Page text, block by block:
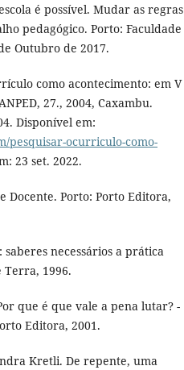
é possível. Mudar as regras
pedagógico. Porto: Faculdade
Outubro de 2017.
como acontecimento: em V
27., 2004, Caxambu.
Disponível em:
pesquisar-ocurriculo-como-
23 set. 2022.
Docente. Porto: Porto Editora,
saberes necessários a prática
Terra, 1996.
que é que vale a pena lutar? -
Editora, 2001.
Kretli. De repente, uma